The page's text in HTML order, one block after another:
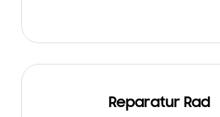
Reparatur Rad